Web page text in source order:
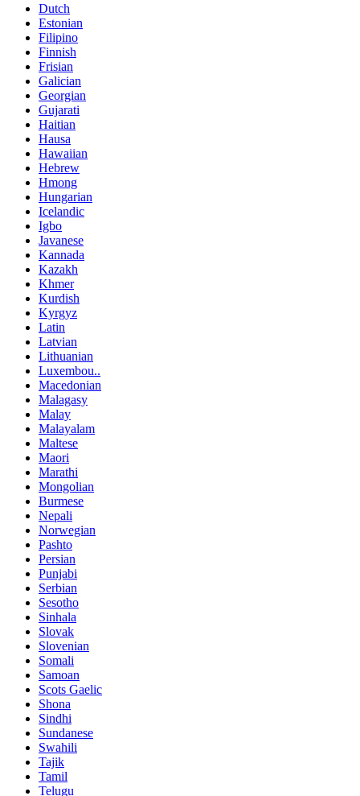
Dutch
Estonian
Filipino
Finnish
Frisian
Galician
Georgian
Gujarati
Haitian
Hausa
Hawaiian
Hebrew
Hmong
Hungarian
Icelandic
Igbo
Javanese
Kannada
Kazakh
Khmer
Kurdish
Kyrgyz
Latin
Latvian
Lithuanian
Luxembou..
Macedonian
Malagasy
Malay
Malayalam
Maltese
Maori
Marathi
Mongolian
Burmese
Nepali
Norwegian
Pashto
Persian
Punjabi
Serbian
Sesotho
Sinhala
Slovak
Slovenian
Somali
Samoan
Scots Gaelic
Shona
Sindhi
Sundanese
Swahili
Tajik
Tamil
Telugu